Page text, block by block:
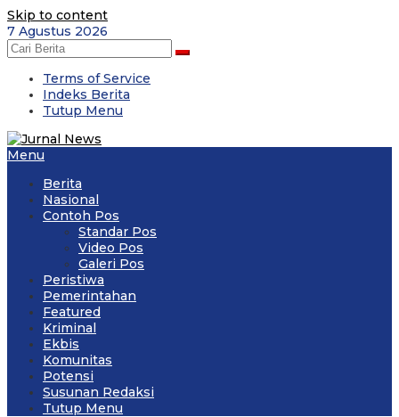
Skip to content
7 Agustus 2026
Terms of Service
Indeks Berita
Tutup Menu
Menu
Berita
Nasional
Contoh Pos
Standar Pos
Video Pos
Galeri Pos
Peristiwa
Pemerintahan
Featured
Kriminal
Ekbis
Komunitas
Potensi
Susunan Redaksi
Tutup Menu